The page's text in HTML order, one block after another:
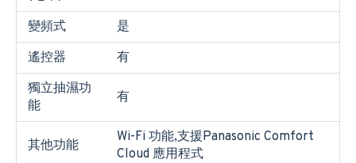
變頻式
是
遙控器
有
獨立抽濕功
能
有
其他功能
Wi-Fi 功能,支援Panasonic Comfort
Cloud 應用程式